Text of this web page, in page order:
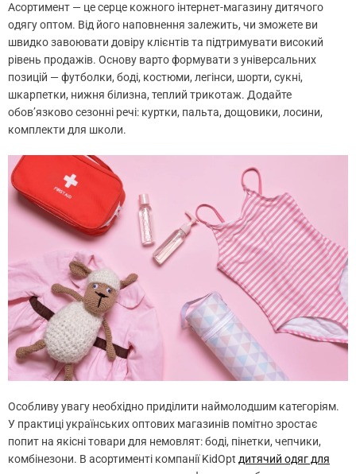
Асортимент — це серце кожного інтернет-магазину дитячого
одягу оптом. Від його наповнення залежить, чи зможете ви
швидко завоювати довіру клієнтів та підтримувати високий
рівень продажів. Основу варто формувати з універсальних
позицій — футболки, боді, костюми, легінси, шорти, сукні,
шкарпетки, нижня білизна, теплий трикотаж. Додайте
обов’язково сезонні речі: куртки, пальта, дощовики, лосини,
комплекти для школи.
Особливу увагу необхідно приділити наймолодшим категоріям.
У практиці українських оптових магазинів помітно зростає
попит на якісні товари для немовлят: боді, пінетки, чепчики,
комбінезони. В асортименті компанії KidOpt дитячий одяг для